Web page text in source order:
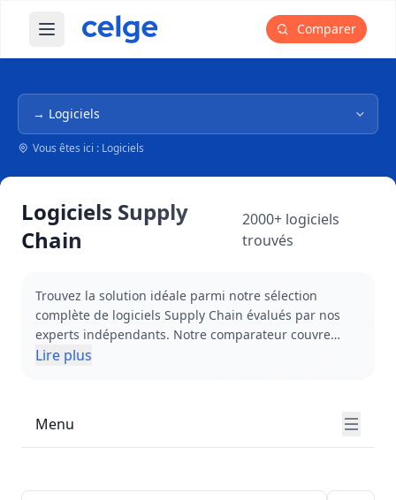
Ouvrir le menu principal Comparer
Navigation dans l'arborescence
Vous êtes ici : Logiciels
Logiciels Supply
Chain
2000+ logiciels
trouvés
Trouvez la solution idéale parmi notre sélection
complète de logiciels Supply Chain évalués par nos
experts indépendants. Notre comparateur couvre
l'ensemble des maillons de votre chaîne logistique :
de Géolocalisation, systèmes de Gestion de la Relation
Fournisseurs (SRM), logiciels d'Ordonnancement et
rigoureusement analysé selon six critères essentiels :
Lire plus
Menu